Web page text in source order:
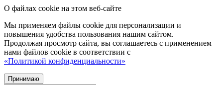
О файлах cookie на этом веб-сайте
Мы применяем файлы cookie для персонализации и
повышения удобства пользования нашим сайтом.
Продолжая просмотр сайта, вы соглашаетесь с применением
нами файлов cookie в соответствии с
«Политикой конфиденциальности»
Принимаю